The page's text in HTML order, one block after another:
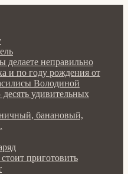
делаете неправильно
и по году рождения от
Володиной
удивительных
банановый,
приготовить